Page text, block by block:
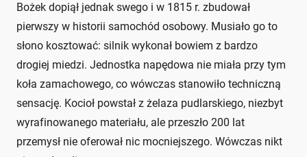
Bożek dopiął jednak swego i w 1815 r. zbudował
pierwszy w historii samochód osobowy. Musiało go to
słono kosztować: silnik wykonał bowiem z bardzo
drogiej miedzi. Jednostka napędowa nie miała przy tym
koła zamachowego, co wówczas stanowiło techniczną
sensację. Kocioł powstał z żelaza pudlarskiego, niezbyt
wyrafinowanego materiału, ale przeszło 200 lat
przemysł nie oferował nic mocniejszego. Wówczas nikt